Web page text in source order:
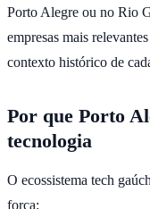
Porto Alegre ou no Rio
empresas mais
contexto histórico de
Por que Porto
tecnologia
O ecossistema tech
força: